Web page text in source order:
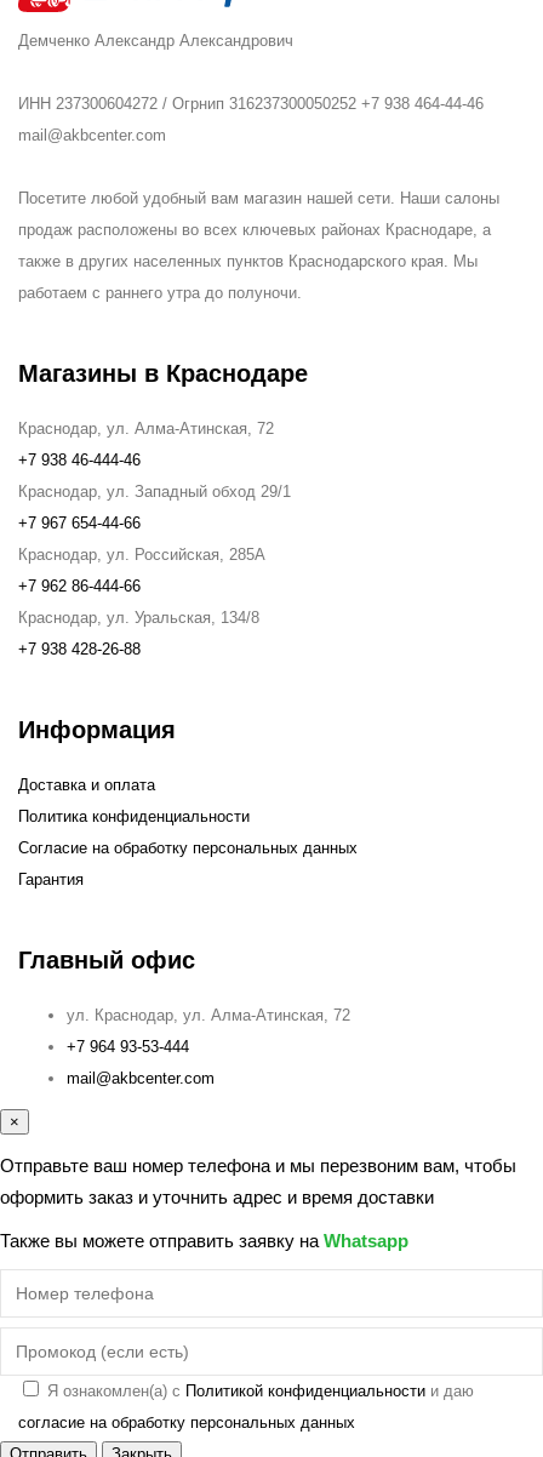
Демченко Александр Александрович
ИНН 237300604272 / Огрнип 316237300050252 +7 938 464-44-46
mail@akbcenter.com
Посетите любой удобный вам магазин нашей сети. Наши салоны
продаж расположены во всех ключевых районах Краснодаре, а
также в других населенных пунктов Краснодарского края. Мы
работаем с раннего утра до полуночи.
Магазины в Краснодаре
Краснодар, ул. Алма-Атинская, 72
+7 938 46-444-46
Краснодар, ул. Западный обход 29/1
+7 967 654-44-66
Краснодар, ул. Российская, 285А
+7 962 86-444-66
Краснодар, ул. Уральская, 134/8
+7 938 428-26-88
Информация
Доставка и оплата
Политика конфиденциальности
Согласие на обработку персональных данных
Гарантия
Главный офис
ул. Краснодар, ул. Алма-Атинская, 72
+7 964 93-53-444
mail@akbcenter.com
×
Отправьте ваш номер телефона и мы перезвоним вам, чтобы
оформить заказ и уточнить адрес и время доставки
Также вы можете отправить заявку наWhatsapp
Я ознакомлен(а) с Политикой конфиденциальности и даю
согласие на обработку персональных данных